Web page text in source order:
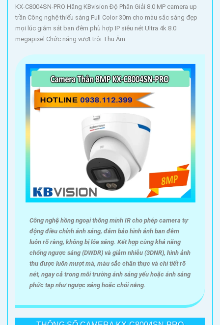
KX-C8004SN-PRO Hãng KBvision Độ Phân Giải 8.0 MP camera up
trần Công nghệ thiếu sáng Full Color 30m cho màu sắc sáng đẹp
mọi lúc giám sát ban đêm phù hợp IP siêu nét Ultra 4k 8.0
megapixel Chức năng vượt trội Thu Âm
Công nghệ hồng ngoại thông minh IR cho phép camera tự
động điều chỉnh ánh sáng, đảm bảo hình ảnh ban đêm
luôn rõ ràng, không bị lóa sáng. Kết hợp cùng khả năng
chống ngược sáng (DWDR) và giảm nhiễu (3DNR), hình ảnh
thu được luôn mượt mà, màu sắc chân thực và chi tiết rõ
nét, ngay cả trong môi trường ánh sáng yếu hoặc ánh sáng
phức tạp như ngược sáng hoặc chói nắng.